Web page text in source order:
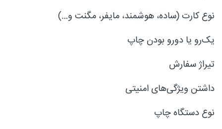
نوع کارت (ساده، هوشمند، مایفر، مگنت و…)
یک‌رو یا دورو بودن چاپ
تیراژ سفارش
داشتن ویژگی‌های امنیتی
نوع دستگاه چاپ